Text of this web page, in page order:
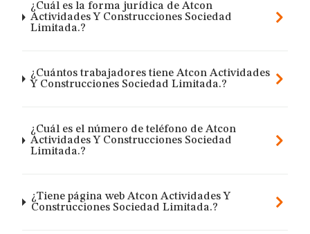
¿Cuál es la forma jurídica de Atcon
Actividades Y Construcciones Sociedad
Limitada.?
¿Cuántos trabajadores tiene Atcon Actividades
Y Construcciones Sociedad Limitada.?
¿Cuál es el número de teléfono de Atcon
Actividades Y Construcciones Sociedad
Limitada.?
¿Tiene página web Atcon Actividades Y
Construcciones Sociedad Limitada.?